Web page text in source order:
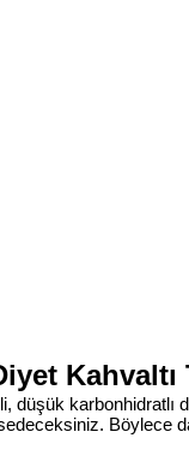
Kahvaltı
düşük karbonhidratlı
Böylece